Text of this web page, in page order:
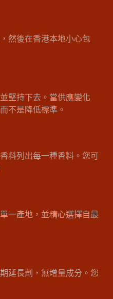
然後在香港本地小心包
堅持下去。當供應變化
不是降低標準。
料列出每一種香料。您可
一產地，並精心選擇自最
延長劑，無增量成分。您